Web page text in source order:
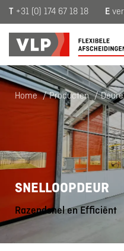
T +31 (0) 174 67 18 18 E
Home / Producten /
SNELLOOPDEUR
Razendsnel en Efficiënt